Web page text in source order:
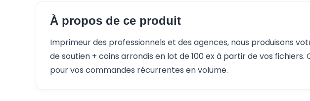
À propos de ce produit
Imprimeur des professionnels et des agences, nous produisons
de soutien + coins arrondis en lot de 100 ex à partir de vos
pour vos commandes récurrentes en volume.